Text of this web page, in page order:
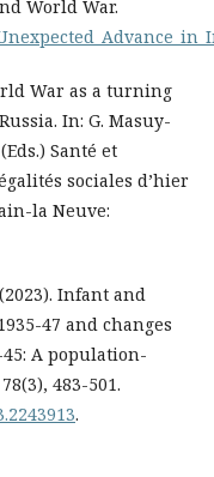
World War.
War as a turning
In: G. Masuy-
Santé et
sociales d’hier
la Neuve:
Infant and
47 and changes
A population-
483-501.
.